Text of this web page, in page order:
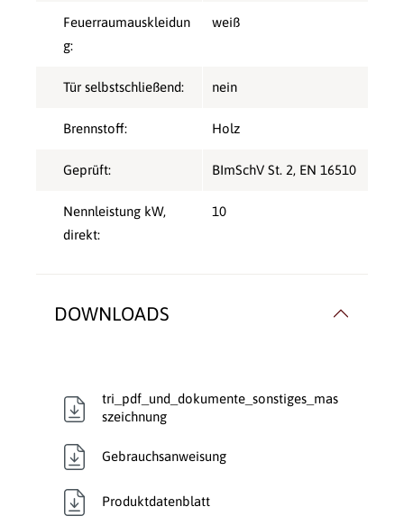
Feuerraumauskleidun
g:
weiß
Tür selbstschließend: nein
Brennstoff: Holz
Geprüft: BImSchV St. 2, EN 16510
Nennleistung kW,
direkt:
10
DOWNLOADS
tri_pdf_und_dokumente_sonstiges_mas
szeichnung
Gebrauchsanweisung
Produktdatenblatt